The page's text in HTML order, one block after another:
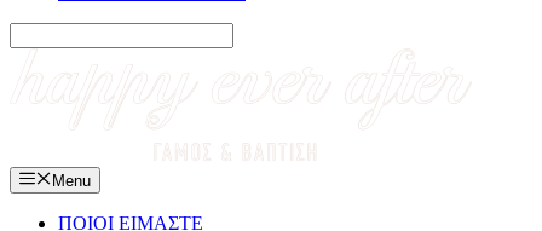
Menu
ΠΟΙΟΙ ΕΙΜΑΣΤΕ